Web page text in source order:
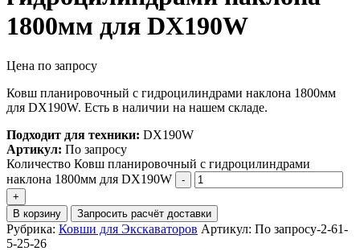
1800мм для DX190W
Цена по запросу
Ковш планировочный с гидроцилиндрами наклона 1800мм
для DX190W. Есть в наличии на нашем складе.
Подходит для техники: DX190W
Артикул: По запросу
Количество Ковш планировочный с гидроцилиндрами
наклона 1800мм для DX190W
В корзину Запросить расчёт доставки
Рубрика: Ковши для Экскаваторов Артикул: По запросу-2-61-
5-25-26